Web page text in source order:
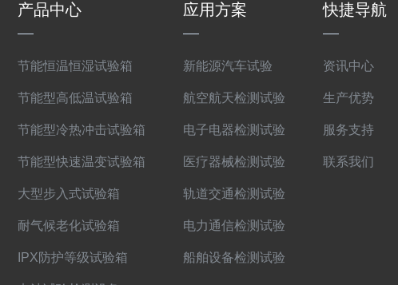
产品中心
节能恒温恒湿试验箱
节能型高低温试验箱
节能型冷热冲击试验箱
节能型快速温变试验箱
大型步入式试验箱
耐气候老化试验箱
IPX防护等级试验箱
应用方案
新能源汽车试验
航空航天检测试验
电子电器检测试验
医疗器械检测试验
轨道交通检测试验
电力通信检测试验
船舶设备检测试验
快捷导航
资讯中心
生产优势
服务支持
联系我们